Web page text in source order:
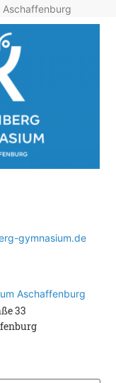
Aschaffenburg
gymnasium.de
Aschaffenburg
33